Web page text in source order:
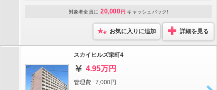
対象者全員に 20,000 円 キャッシュバック!
お気に入りに追加 詳細を見る
スカイヒルズ栄町4
4.95万円
管理費 : 7,000円